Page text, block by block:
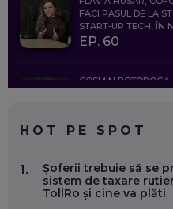
FACI PASUL DE LA
START-UP TECH, ÎN
EP. 60
COSMIN
FOLOSEȘTI
SE VA SCHIMBA
EP. 58
HOT PE SPOT
1.
Șoferii trebuie să se
sistem de taxare
TollRo și cine va plăti